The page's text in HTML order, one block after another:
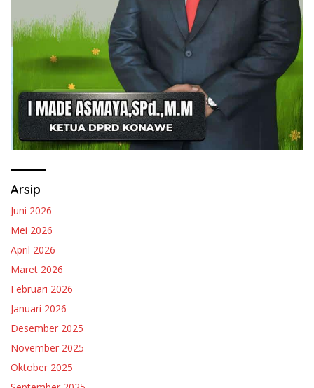
Arsip
Juni 2026
Mei 2026
April 2026
Maret 2026
Februari 2026
Januari 2026
Desember 2025
November 2025
Oktober 2025